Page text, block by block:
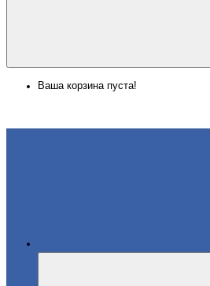
Ваша корзина пуста!